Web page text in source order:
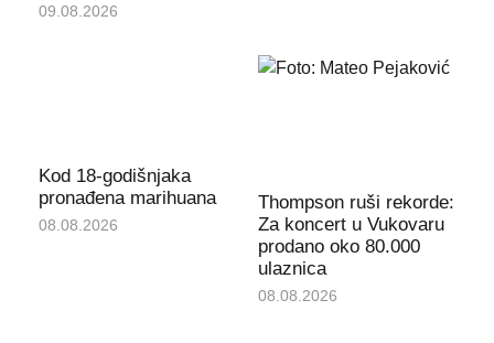
09.08.2026
Kod 18-godišnjaka
pronađena marihuana
08.08.2026
Thompson ruši rekorde:
Za koncert u Vukovaru
prodano oko 80.000
ulaznica
08.08.2026